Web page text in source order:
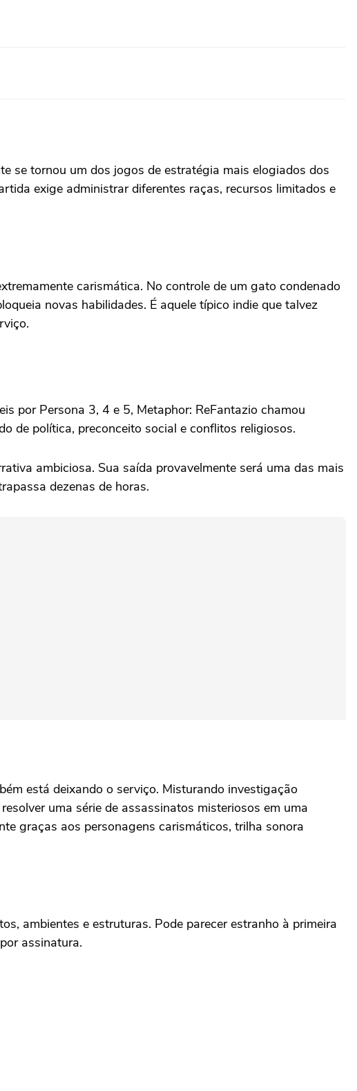
se tornou um dos jogos de estratégia mais elogiados dos
exige administrar diferentes raças, recursos limitados e
carismática. No controle de um gato condenado
novas habilidades. É aquele típico indie que talvez
por Persona 3, 4 e 5, Metaphor: ReFantazio chamou
de política, preconceito social e conflitos religiosos.
ambiciosa. Sua saída provavelmente será uma das mais
dezenas de horas.
está deixando o serviço. Misturando investigação
uma série de assassinatos misteriosos em uma
graças aos personagens carismáticos, trilha sonora
ambientes e estruturas. Pode parecer estranho à primeira
assinatura.